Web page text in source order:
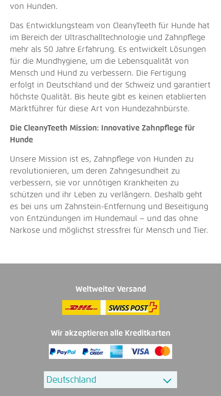
von Hunden.
Das Entwicklungsteam von CleanyTeeth für Hunde hat
im Bereich der Ultraschalltechnologie und Zahnpflege
mehr als 50 Jahre Erfahrung. Es entwickelt Lösungen
für die Mundhygiene, um die Lebensqualität von
Mensch und Hund zu verbessern. Die Fertigung
erfolgt in Deutschland und der Schweiz und garantiert
höchste Qualität. Bis heute gibt es keinen etablierten
Marktführer für diese Art von Hundezahnbürste.
Die CleanyTeeth Mission: Innovative Zahnpflege für
Hunde
Unsere Mission ist es, Zahnpflege von Hunden zu
revolutionieren, um deren Zahngesundheit zu
verbessern, sie vor unnötigen Krankheiten zu
schützen und ihr Leben zu verlängern. Deshalb geht
es bei uns um Zahnstein-Entfernung und Beseitigung
von Entzündungen im Hundemaul – und das ohne
Narkose und möglichst stressfrei für Mensch und Tier.
Weltweiter Versand
Wir akzeptieren alle Kreditkarten